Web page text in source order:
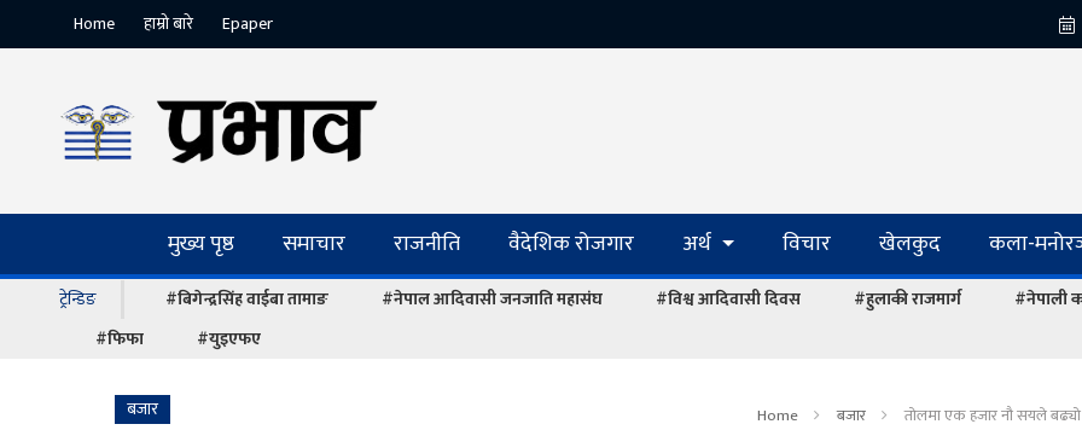
Home हाम्रो बारे Epaper
मुख्य पृष्ठ समाचार राजनीति वैदेशिक रोजगार अर्थ विचार खेलकुद कला-
ट्रेन्डिङ #बिगेन्द्रसिंह वाईबा तामाङ #नेपाल आदिवासी जनजाति महासंघ #विश्व आदिवासी दिवस #हुलाकी राजमार्ग
#नेपाली
#फिफा
#युइएफए
बजार Home बजार तोलमा एक हजार नौ सयले